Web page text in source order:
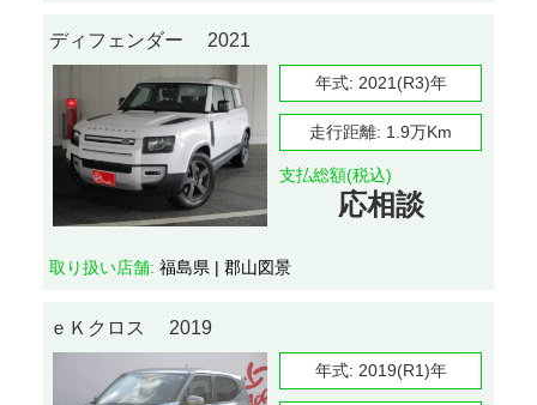
ディフェンダー 2021
年式: 2021(R3)年
走行距離: 1.9万Km
支払総額(税込)
応相談
取り扱い店舗: 福島県 | 郡山図景
ｅＫクロス 2019
年式: 2019(R1)年